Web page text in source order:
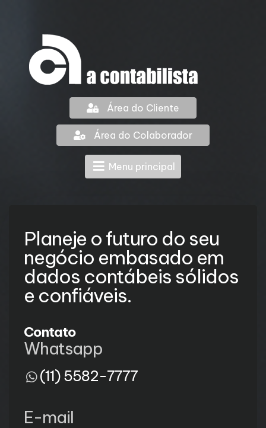
Área do Cliente
Área do Colaborador
Menu principal
Planeje o futuro do seu
negócio embasado em
dados contábeis sólidos
e confiáveis.
Contato
Whatsapp
(11) 5582-7777
E-mail